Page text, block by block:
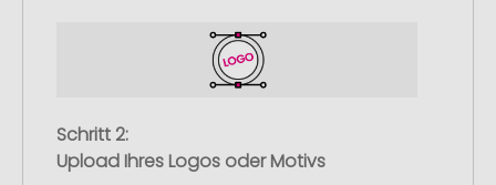
Schritt 2:
Upload Ihres Logos oder Motivs